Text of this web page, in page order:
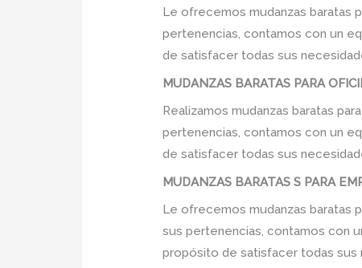
Le ofrecemos mudanzas baratas
pertenencias, contamos con un
de satisfacer todas sus
MUDANZAS BARATAS PARA
Realizamos mudanzas baratas
pertenencias, contamos con un
de satisfacer todas sus
MUDANZAS BARATAS S PARA
Le ofrecemos mudanzas baratas
sus pertenencias, contamos con
propósito de satisfacer todas sus